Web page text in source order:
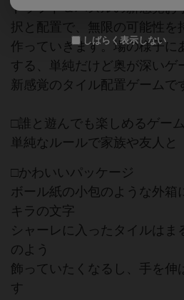
ドラフト＆パズルの新感覚お
択と配置で、無限の可能性を
作っていきます。場の様子に
する、単純だけど奥が深いゲ
新感覚のタイル配置ゲームで
□誰と遊んでも楽しめるゲーム
単純なルールで家族や友人と
□かわいいパッケージ
ボール紙の小包のような外箱
キラの文字
シャーレに入ったタイルはま
のよう
飾っていたくなるし、手を伸
す
しばらく表示しない